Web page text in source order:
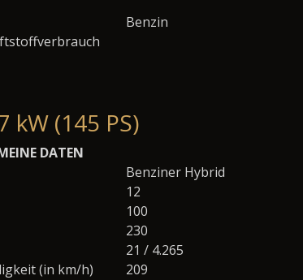
Benzin
kW (145 PS)
DATEN
Benziner Hybrid
12
100
230
21 / 4.265
(in km/h)
209